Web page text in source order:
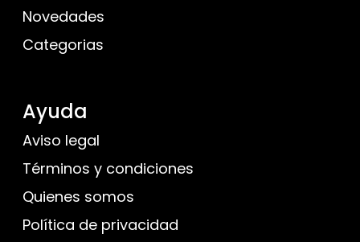
Novedades
Categorias
Ayuda
Aviso legal
Términos y condiciones
Quienes somos
Política de privacidad